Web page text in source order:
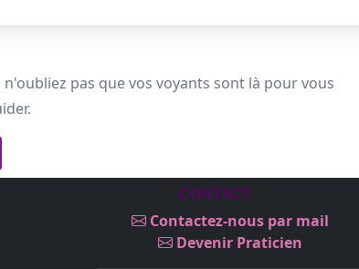
pas que vos voyants sont là pour vous
CONTACT
Contactez-nous par mail
Devenir Praticien